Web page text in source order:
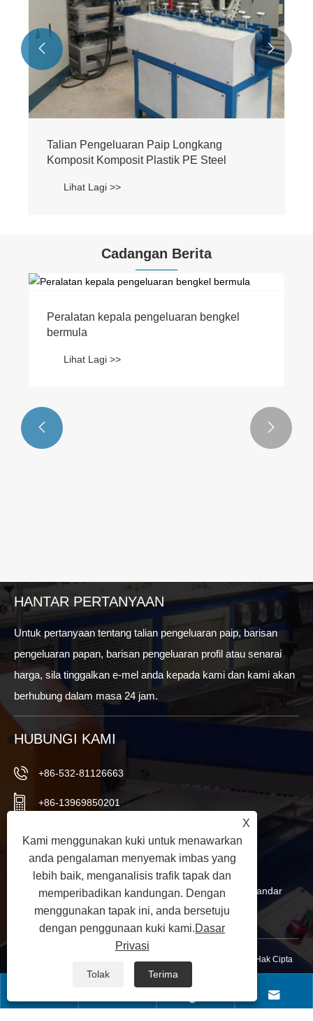
 
Cadangan Berita
Apakah sifat produk tiub karat？
 
HANTAR PERTANYAAN
Untuk pertanyaan tentang talian pengeluaran paip, barisan
pengeluaran papan, barisan pengeluaran profil atau senarai
harga, sila tinggalkan e-mel anda kepada kami dan kami akan
berhubung dalam masa 24 jam.
HUBUNGI KAMI
+86-532-81126663
+86-13969850201
info@worldextruder.com
Nuozhuang, Pejabat Sanlihe, Bandar Jiaozhou, Bandar
Qingdao, Wilayah Shandong, China
Hak Cipta © 2024 Qingdao Longchangjie Machinery Co., Ltd. Hak Cipta
Terpelihara.Links Sitemap|RSS

X
Kami menggunakan kuki untuk menawarkan
anda pengalaman menyemak imbas yang
lebih baik, menganalisis trafik tapak dan
memperibadikan kandungan. Dengan
menggunakan tapak ini, anda bersetuju
dengan penggunaan kuki kami.Dasar
Privasi
Tolak Terima